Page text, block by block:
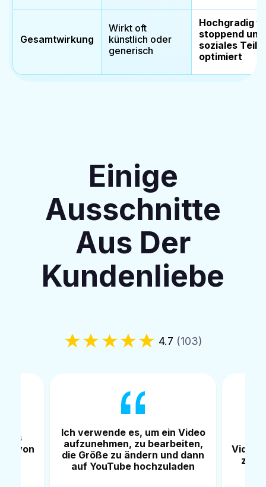
Gesamtwirkung
Wirkt oft
künstlich oder
generisch
Hochgradig
stoppend
soziales
optimiert
Einige
Ausschnitte
Aus Der
Kundenliebe
4.7 (103)
das
von
Ich verwende es, um ein Video
aufzunehmen, zu bearbeiten,
die Größe zu ändern und dann
auf YouTube hochzuladen
zu